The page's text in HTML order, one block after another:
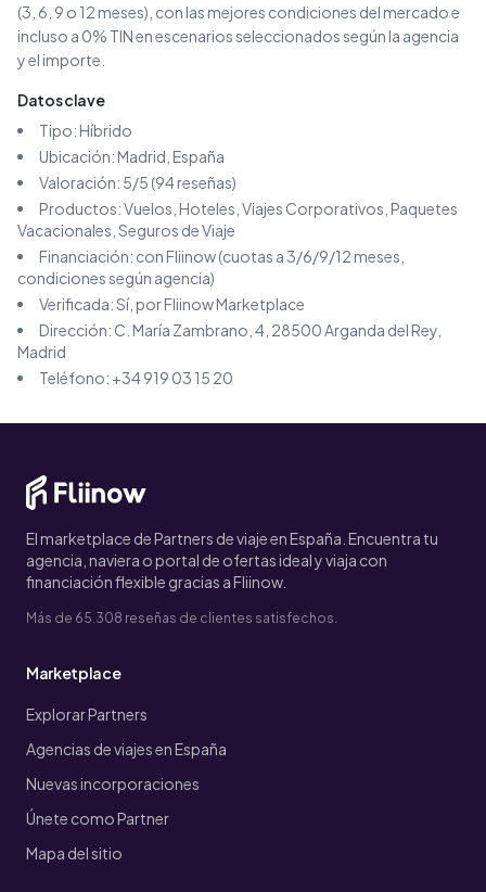
(3, 6, 9 o 12 meses), con las mejores condiciones del mercado e
incluso a 0% TIN en escenarios seleccionados según la agencia
y el importe.
Datos clave
Tipo:Híbrido
Ubicación:Madrid , España
Valoración: 5/5 (94reseñas)
Productos:Vuelos, Hoteles, Viajes Corporativos, Paquetes
Vacacionales, Seguros de Viaje
Financiación: con Fliinow (cuotas a 3/6/9/12 meses,
condiciones según agencia)
Verificada: Sí, por Fliinow Marketplace
Dirección: C. María Zambrano, 4, 28500 Arganda del Rey,
Madrid
Teléfono: +34 919 03 15 20
El marketplace de Partners de viaje en España. Encuentra tu
agencia, naviera o portal de ofertas ideal y viaja con
financiación flexible gracias a Fliinow.
Más de 65.308 reseñas de clientes satisfechos.
Marketplace
Explorar Partners
Agencias de viajes en España
Nuevas incorporaciones
Únete como Partner
Mapa del sitio